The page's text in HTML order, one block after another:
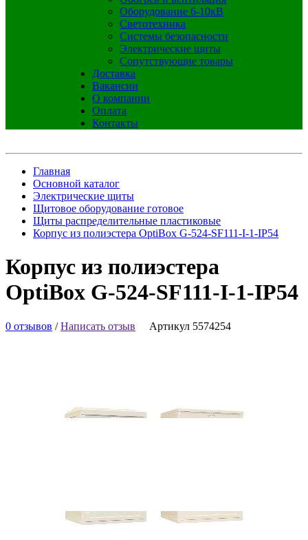
Оборудование 6-10кВ
Светотехника
Системы безопасности
Электрические щиты
Сопутствующие товары
Доставка
Вакансии
О компании
Оплата
Контакты
Главная
Основной каталог
Электрические щиты
Щитовое оборудование готовое
Щиты распределительные пластиковые
Корпус из полиэстера OptiBox G-524-SF111-I-1-IP54
Корпус из полиэстера
OptiBox G-524-SF111-I-1-IP54
0 отзывов /Написать отзыв Артикул 5574254